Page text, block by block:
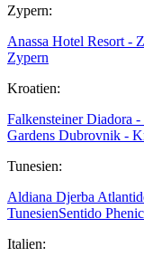
Zypern:
Anassa Hotel Resort -
Zypern
Kroatien:
Falkensteiner Diadora
Gardens Dubrovnik -
Tunesien:
Aldiana Djerba
TunesienSentido
Italien: